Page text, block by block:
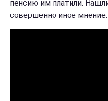
пенсию им платили.
совершенно иное мнение.